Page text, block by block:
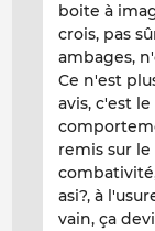
boite à
crois, pas
ambages,
Ce n'est
avis, c'est
remis sur
asi?, à
vain, ça